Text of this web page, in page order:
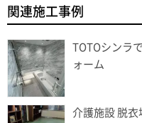
関連施工事例
TOTOシンラ
ォーム
介護施設 脱衣